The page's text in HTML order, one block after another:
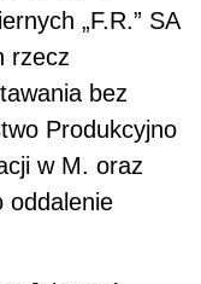
„F.R.” SA
rzecz
bez
Produkcyjno
w M. oraz
oddalenie